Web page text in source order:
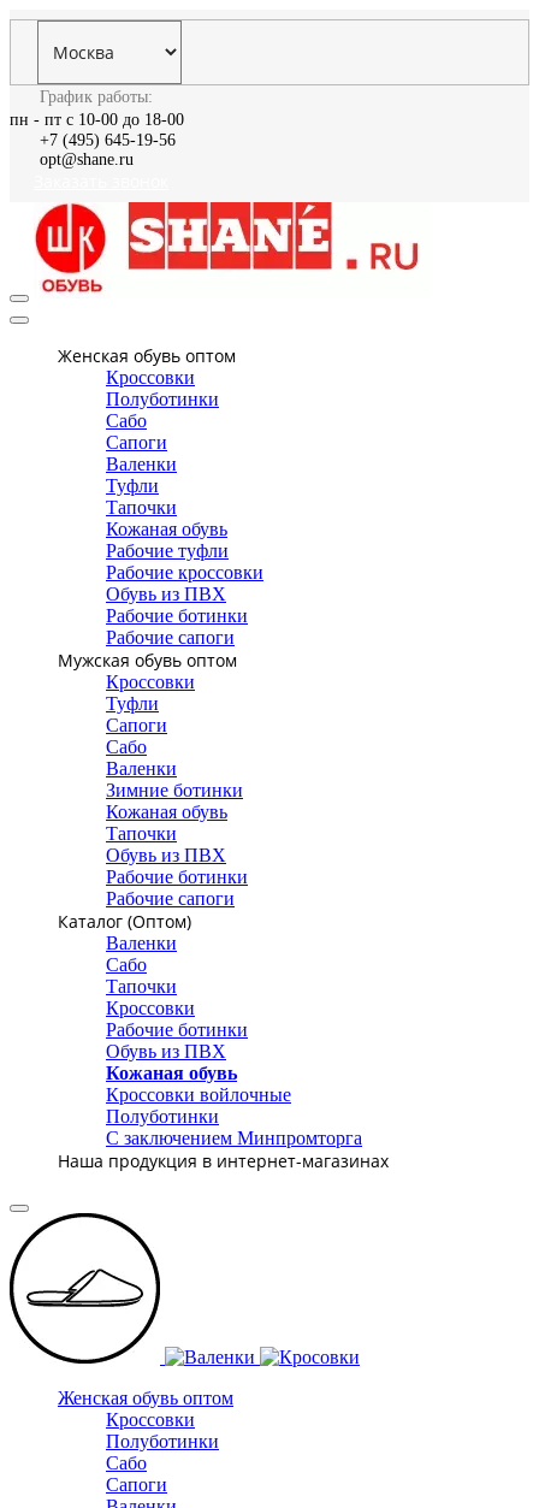
График работы:
пн - пт с 10-00 до 18-00
+7 (495) 645-19-56
opt@shane.ru
Женская обувь оптом
Кроссовки
Полуботинки
Сабо
Сапоги
Валенки
Туфли
Тапочки
Кожаная обувь
Рабочие туфли
Рабочие кроссовки
Обувь из ПВХ
Рабочие ботинки
Рабочие сапоги
Мужская обувь оптом
Кроссовки
Туфли
Сапоги
Сабо
Валенки
Зимние ботинки
Кожаная обувь
Тапочки
Обувь из ПВХ
Рабочие ботинки
Рабочие сапоги
Каталог (Оптом)
Валенки
Сабо
Тапочки
Кроссовки
Рабочие ботинки
Обувь из ПВХ
Кожаная обувь
Кроссовки войлочные
Полуботинки
С заключением Минпромторга
Наша продукция в интернет-магазинах
Женская обувь оптом
Кроссовки
Полуботинки
Сабо
Сапоги